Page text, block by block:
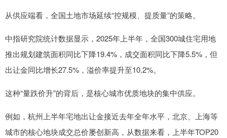
从供应端看，全国土地市场延续“控规模、提质量”的策略。
中指研究院统计数据显示，2025年上半年，全国300城住宅用地
推出规划建筑面积同比下降19.4%，成交面积同比下降5.5%，但
出让金同比增长27.5%，溢价率提升至10.2%。
这种“量跌价升”的背后，是核心城市优质地块的集中供应。
例如，杭州上半年宅地出让金接近去年全年水平，北京、上海等
城市的核心地块成交总价屡创新高，从数据来看，上半年TOP20